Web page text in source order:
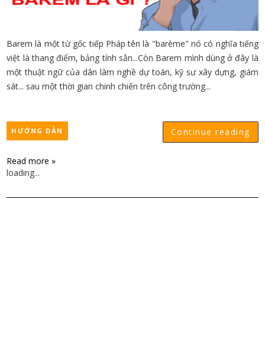
Barem là một từ gốc tiếp Pháp tên là "barème" nó có nghĩa tiếng
việt là thang điểm, bảng tính sẳn...Còn Barem mình dùng ở đây là
một thuật ngữ của dân làm nghề dự toán, kỹ sư xây dựng, giám
sát... sau một thời gian chinh chiến trên công trường...
Continue reading
HƯỚNG DẪN
Read more »
loading...